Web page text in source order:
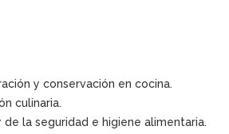
y conservación en cocina.
culinaria.
la seguridad e higiene alimentaria.